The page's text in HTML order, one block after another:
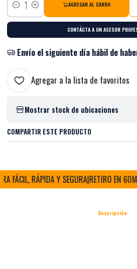
Cantidad
AGREGAR AL CARRO
CONTÁCTA A UN ASESOR
Envío el siguiente día hábil de
Agregar a la lista de favoritos
Mostrar stock de ubicaciones
COMPARTIR ESTE PRODUCTO
FÁCIL, RÁPIDA Y SEGURA|RETIRO EN 60MIN
Descripción